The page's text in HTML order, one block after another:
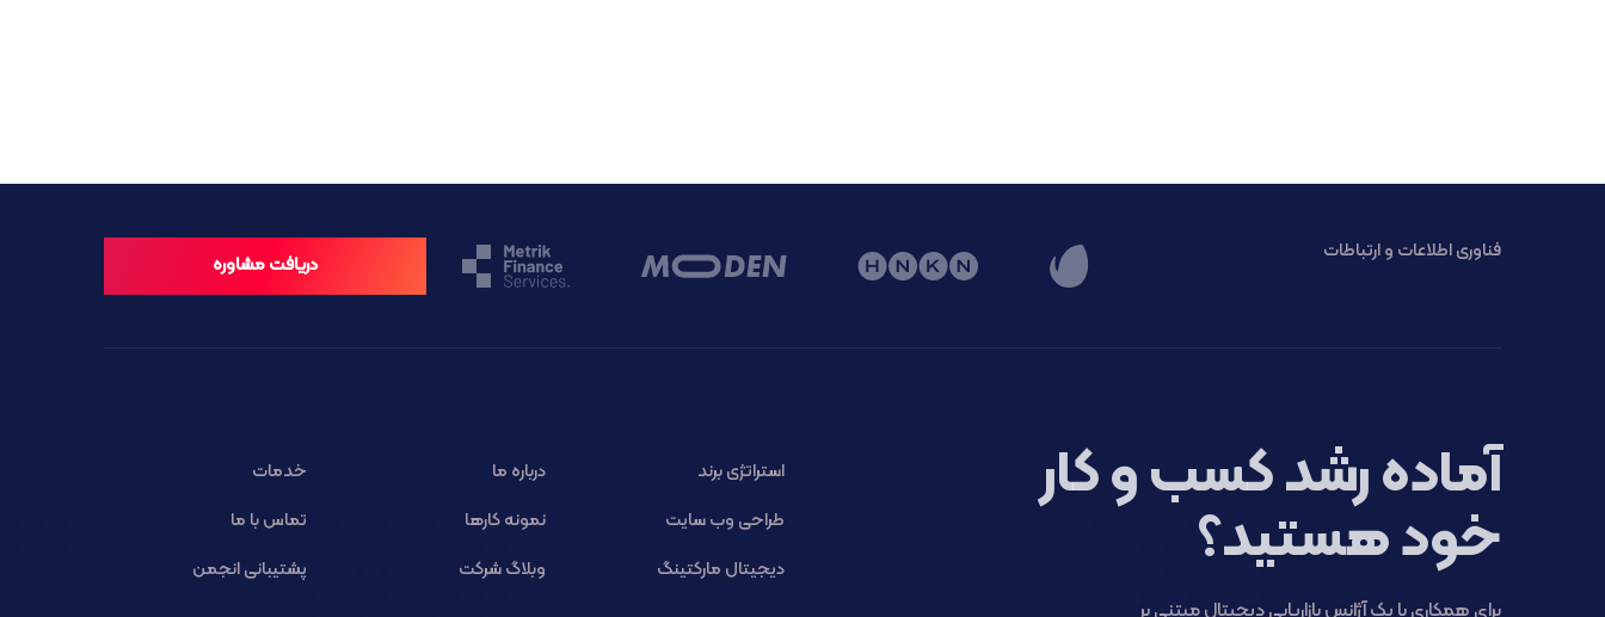
فناوری اطلاعات و ارتباطات
دریافت مشاوره
آماده رشد کسب و کار
خود هستید؟
برای همکاری با یک آژانس بازاریابی دیجیتال مبتنی بر
استراتژی برند درباره ما
خدمات
طراحی وب سایت
نمونه کارها
تماس با ما
دیجیتال مارکتینگ
وبلاگ شرکت پشتیبانی انجمن